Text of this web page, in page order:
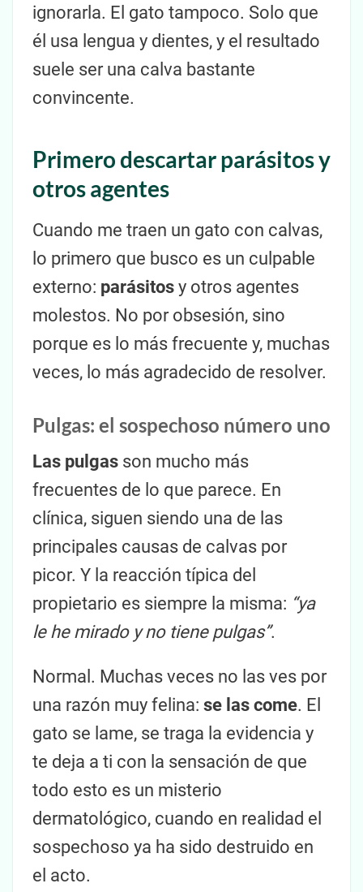
ignorarla. El gato tampoco. Solo que
él usa lengua y dientes, y el resultado
suele ser una calva bastante
convincente.
Primero descartar parásitos y
otros agentes
Cuando me traen un gato con calvas,
lo primero que busco es un culpable
externo: parásitos y otros agentes
molestos. No por obsesión, sino
porque es lo más frecuente y, muchas
veces, lo más agradecido de resolver.
Pulgas: el sospechoso número uno
Las pulgas son mucho más
frecuentes de lo que parece. En
clínica, siguen siendo una de las
principales causas de calvas por
picor. Y la reacción típica del
propietario es siempre la misma: “ya
le he mirado y no tiene pulgas”.
Normal. Muchas veces no las ves por
una razón muy felina: se las come. El
gato se lame, se traga la evidencia y
te deja a ti con la sensación de que
todo esto es un misterio
dermatológico, cuando en realidad el
sospechoso ya ha sido destruido en
el acto.